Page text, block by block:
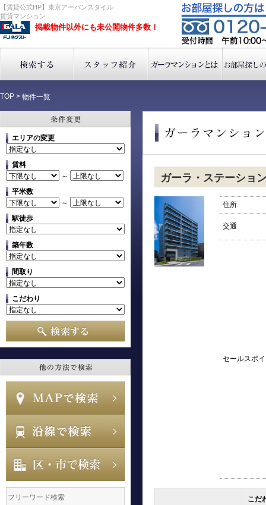
【賃貸公式HP】東京アーバンスタイル
賃貸マンション
掲載物件以外にも未公開物件多数！
TOP > 物件一覧
エリアの変更
賃料
～
平米数
～
駅徒歩
築年数
間取り
こだわり
ガーラ・ステーショ
住所
交通
セールスポ
こだ